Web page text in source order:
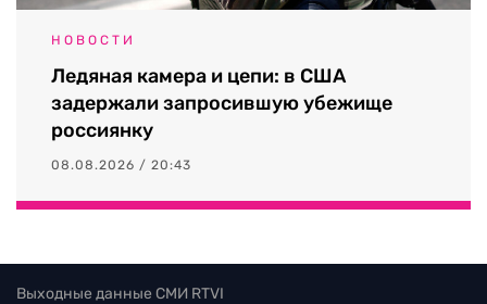
НОВОСТИ
Ледяная камера и цепи: в США
задержали запросившую убежище
россиянку
08.08.2026 / 20:43
Выходные данные СМИ RTVI